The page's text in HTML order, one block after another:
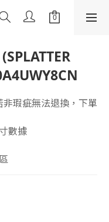
瑕疵無法退換，下單
數據